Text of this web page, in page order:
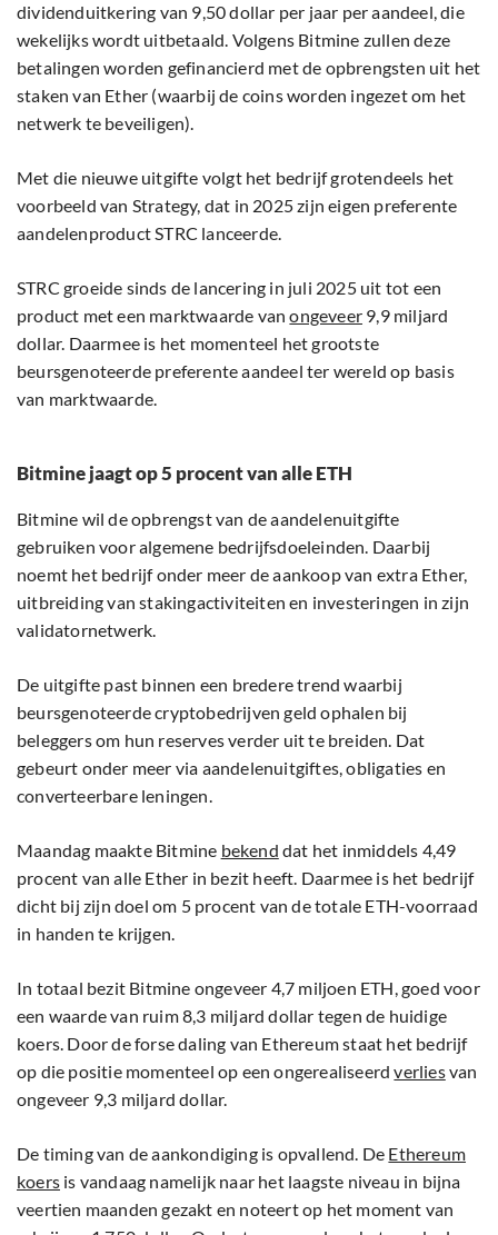
dividenduitkering van 9,50 dollar per jaar per aandeel, die
wekelijks wordt uitbetaald. Volgens Bitmine zullen deze
betalingen worden gefinancierd met de opbrengsten uit het
staken van Ether (waarbij de coins worden ingezet om het
netwerk te beveiligen).
Met die nieuwe uitgifte volgt het bedrijf grotendeels het
voorbeeld van Strategy, dat in 2025 zijn eigen preferente
aandelenproduct STRC lanceerde.
STRC groeide sinds de lancering in juli 2025 uit tot een
product met een marktwaarde vanongeveer 9,9 miljard
dollar. Daarmee is het momenteel het grootste
beursgenoteerde preferente aandeel ter wereld op basis
van marktwaarde.
Bitmine jaagt op 5 procent van alle ETH
Bitmine wil de opbrengst van de aandelenuitgifte
gebruiken voor algemene bedrijfsdoeleinden. Daarbij
noemt het bedrijf onder meer de aankoop van extra Ether,
uitbreiding van stakingactiviteiten en investeringen in zijn
validatornetwerk.
De uitgifte past binnen een bredere trend waarbij
beursgenoteerde cryptobedrijven geld ophalen bij
beleggers om hun reserves verder uit te breiden. Dat
gebeurt onder meer via aandelenuitgiftes, obligaties en
converteerbare leningen.
Maandag maakte Bitmine bekend dat het inmiddels 4,49
procent van alle Ether in bezit heeft. Daarmee is het bedrijf
dicht bij zijn doel om 5 procent van de totale ETH-voorraad
in handen te krijgen.
In totaal bezit Bitmine ongeveer 4,7 miljoen ETH, goed voor
een waarde van ruim 8,3 miljard dollar tegen de huidige
koers. Door de forse daling van Ethereum staat het bedrijf
op die positie momenteel op een ongerealiseerdverliesvan
ongeveer 9,3 miljard dollar.
De timing van de aankondiging is opvallend. De Ethereum
koers is vandaag namelijk naar het laagste niveau in bijna
veertien maanden gezakt en noteert op het moment van